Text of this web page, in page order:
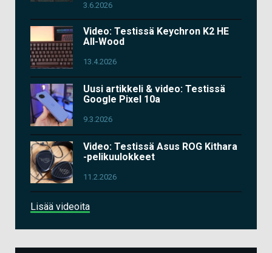
3.6.2026
Video: Testissä Keychron K2 HE
All-Wood
13.4.2026
Uusi artikkeli & video: Testissä
Google Pixel 10a
9.3.2026
Video: Testissä Asus ROG Kithara
-pelikuulokkeet
11.2.2026
Lisää videoita